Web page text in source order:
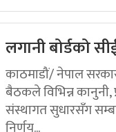
लगानी बोर्डको
काठमाडौं/ नेपाल
बैठकले विभिन्न कानुनी,
संस्थागत सुधारसँग
निर्णय...